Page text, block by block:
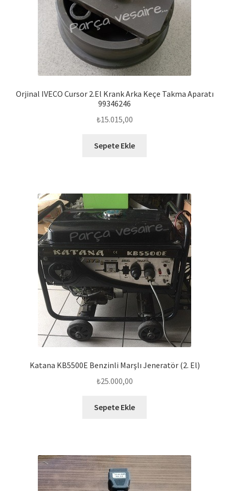
Orjinal IVECO Cursor 2.El Krank Arka Keçe Takma Aparatı
99346246
₺15.015,00
Sepete Ekle
Katana KB5500E Benzinli Marşlı Jeneratör (2. El)
₺25.000,00
Sepete Ekle